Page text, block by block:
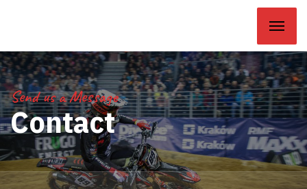
Send us a Message
Contact